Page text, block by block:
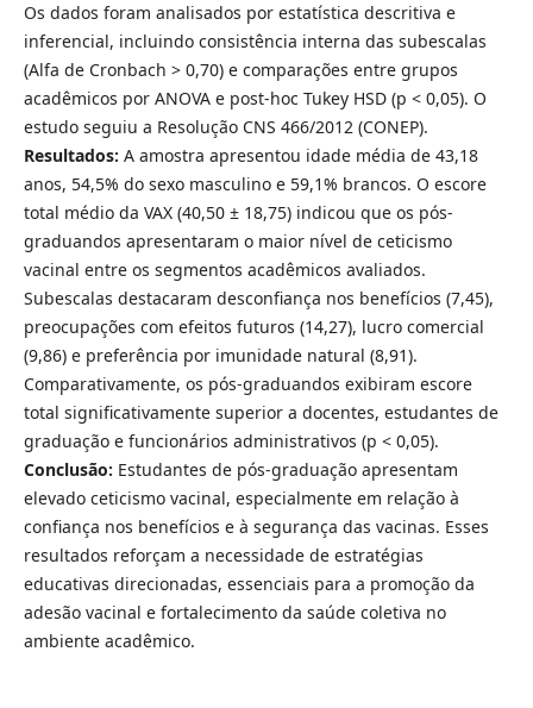
Os dados foram analisados por estatística descritiva e
inferencial, incluindo consistência interna das subescalas
(Alfa de Cronbach > 0,70) e comparações entre grupos
acadêmicos por ANOVA e post-hoc Tukey HSD (p < 0,05). O
estudo seguiu a Resolução CNS 466/2012 (CONEP).
Resultados: A amostra apresentou idade média de 43,18
anos, 54,5% do sexo masculino e 59,1% brancos. O escore
total médio da VAX (40,50 ± 18,75) indicou que os pós-
graduandos apresentaram o maior nível de ceticismo
vacinal entre os segmentos acadêmicos avaliados.
Subescalas destacaram desconfiança nos benefícios (7,45),
preocupações com efeitos futuros (14,27), lucro comercial
(9,86) e preferência por imunidade natural (8,91).
Comparativamente, os pós-graduandos exibiram escore
total significativamente superior a docentes, estudantes de
graduação e funcionários administrativos (p < 0,05).
Conclusão: Estudantes de pós-graduação apresentam
elevado ceticismo vacinal, especialmente em relação à
confiança nos benefícios e à segurança das vacinas. Esses
resultados reforçam a necessidade de estratégias
educativas direcionadas, essenciais para a promoção da
adesão vacinal e fortalecimento da saúde coletiva no
ambiente acadêmico.